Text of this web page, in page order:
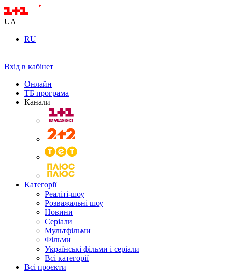
UA
RU
Вхід в кабінет
Онлайн
ТБ програма
Канали
Категорії
Реаліті-шоу
Розважальні шоу
Новини
Серіали
Мультфільми
Фільми
Українські фільми і серіали
Всі категорії
Всі проєкти